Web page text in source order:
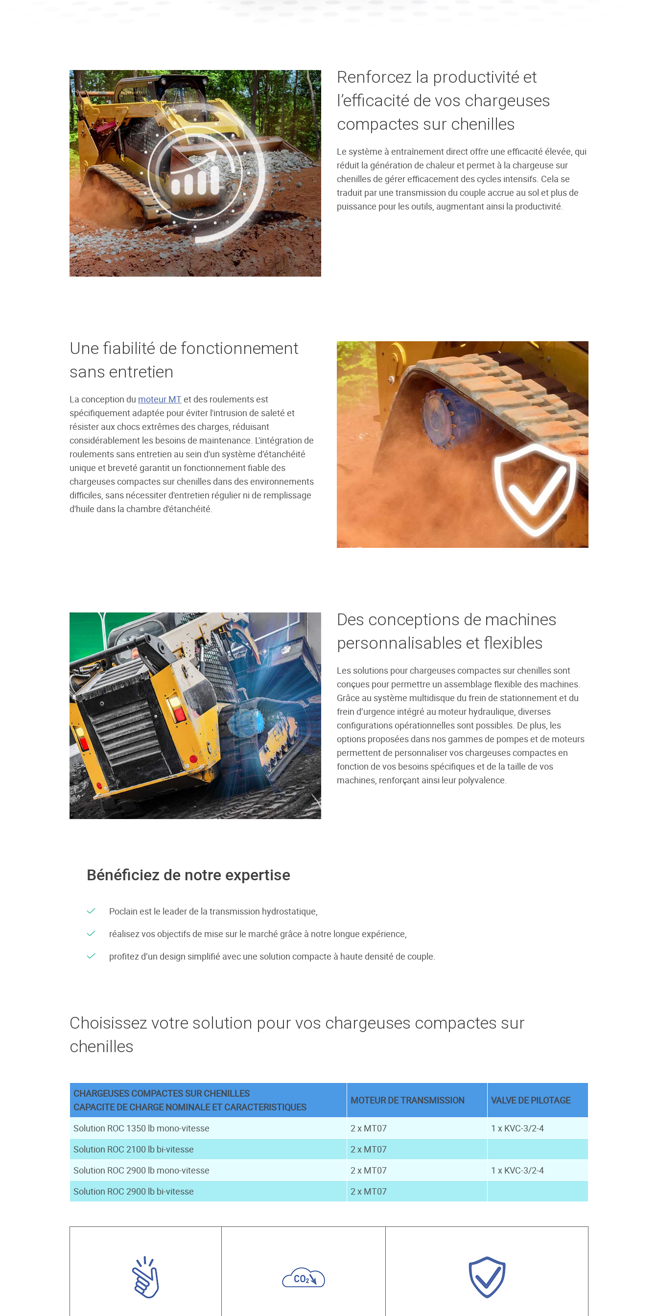
Renforcez la productivité et
l’efficacité de vos chargeuses
compactes sur chenilles
Le système à entraînement direct offre une efficacité élevée, qui
réduit la génération de chaleur et permet à la chargeuse sur
chenilles de gérer efficacement des cycles intensifs. Cela se
traduit par une transmission du couple accrue au sol et plus de
puissance pour les outils, augmentant ainsi la productivité.
Une fiabilité de fonctionnement
sans entretien
La conception du moteur MTet des roulements est
spécifiquement adaptée pour éviter l'intrusion de saleté et
résister aux chocs extrêmes des charges, réduisant
considérablement les besoins de maintenance. L'intégration de
roulements sans entretien au sein d'un système d’étanchéité
unique et breveté garantit un fonctionnement fiable des
chargeuses compactes sur chenilles dans des environnements
difficiles, sans nécessiter d'entretien régulier ni de remplissage
d'huile dans la chambre d'étanchéité.
Des conceptions de machines
personnalisables et flexibles
Les solutions pour chargeuses compactes sur chenilles sont
conçues pour permettre un assemblage flexible des machines.
Grâce au système multidisque du frein de stationnement et du
frein d’urgence intégré au moteur hydraulique, diverses
configurations opérationnelles sont possibles. De plus, les
options proposées dans nos gammes de pompes et de moteurs
permettent de personnaliser vos chargeuses compactes en
fonction de vos besoins spécifiques et de la taille de vos
machines, renforçant ainsi leur polyvalence.
Bénéficiez de notre expertise
Poclain est le leader de la transmission hydrostatique,
réalisez vos objectifs de mise sur le marché grâce à notre longue expérience,
profitez d’un design simplifié avec une solution compacte à haute densité de couple.
Choisissez votre solution pour vos chargeuses compactes sur
chenilles
CHARGEUSES COMPACTES SUR CHENILLES
CAPACITE DE CHARGE NOMINALE ET CARACTERISTIQUES
MOTEUR DE TRANSMISSION VALVE DE PILOTAGE
Solution ROC 1350 lb mono-vitesse 2 x MT07
1 x KVC-3/2-4
Solution ROC 2100 lb bi-vitesse
2 x MT07
Solution ROC 2900 lb mono-vitesse
2 x MT07
1 x KVC-3/2-4
Solution ROC 2900 lb bi-vitesse
2 x MT07